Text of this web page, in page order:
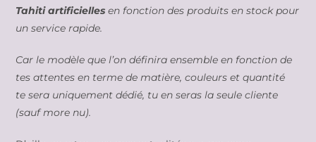
Tahiti artificielles en fonction des produits en stock pour
un service rapide.
Car le modèle que l’on définira ensemble en fonction de
tes attentes en terme de matière, couleurs et quantité
te sera uniquement dédié, tu en seras la seule cliente
(sauf more nu).